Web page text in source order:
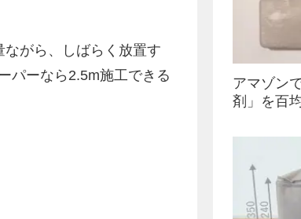
がら、しばらく放置す
パーなら2.5m施工できる
アマゾン
剤」を百